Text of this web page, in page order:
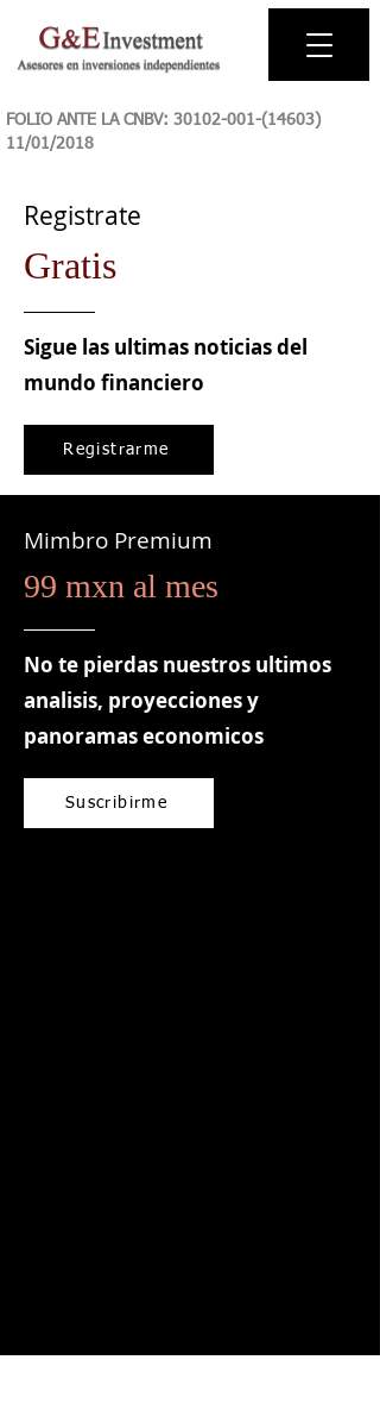
FOLIO ANTE LA CNBV: 30102-001-(14603)
11/01/2018
Registrate
Gratis
Sigue las ultimas noticias del
mundo financiero
Registrarme
Mimbro Premium
99 mxn al mes
No te pierdas nuestros ultimos
analisis, proyecciones y
panoramas economicos
Suscribirme